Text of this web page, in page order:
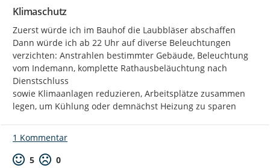
Klimaschutz
Zuerst würde ich im Bauhof die Laubbläser abschaffen
Dann würde ich ab 22 Uhr auf diverse Beleuchtungen
verzichten: Anstrahlen bestimmter Gebäude, Beleuchtung
vom Indemann, komplette Rathausbeläuchtung nach
Dienstschluss
sowie Klimaanlagen reduzieren, Arbeitsplätze zusammen
legen, um Kühlung oder demnächst Heizung zu sparen
1 Kommentar
Positive Bewertung
5 Negative Bewertung
0